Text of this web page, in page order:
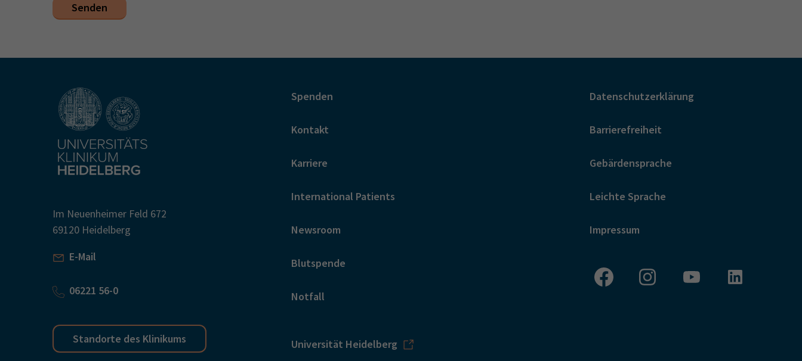
Senden
Im Neuenheimer Feld 672
69120 Heidelberg
E-Mail
06221 56-0
Standorte des Klinikums
Spenden
Kontakt
Karriere
International Patients
Newsroom
Blutspende
Notfall
Universität Heidelberg
Datenschutzerklärung
Barrierefreiheit
Gebärdensprache
Leichte Sprache
Impressum